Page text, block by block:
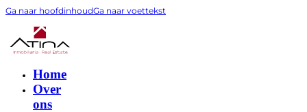
Ga naar hoofdinhoudGa naar voettekst
Home
Over
ons